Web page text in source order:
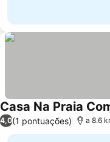
Casa Na Praia
4,0(1 pontuações) a 8.6